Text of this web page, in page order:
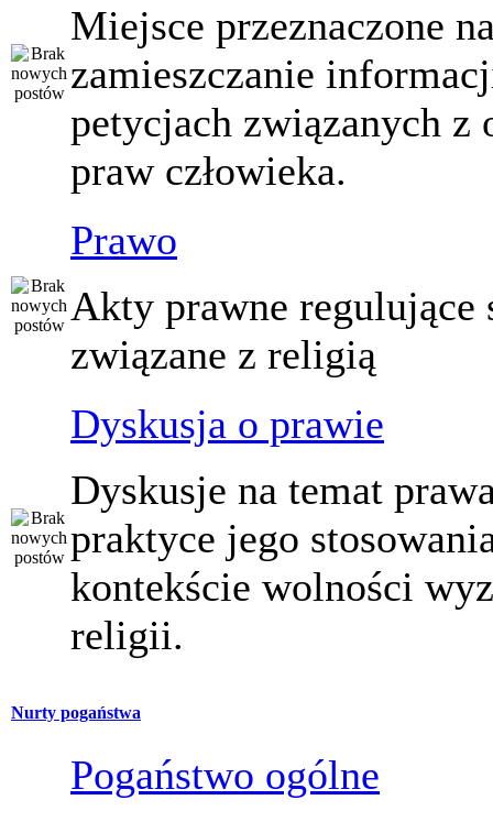
Miejsce przeznaczone
zamieszczanie
petycjach związanych z
praw człowieka.
Prawo
Akty prawne regulujące
związane z religią
Dyskusja o prawie
Dyskusje na temat
praktyce jego
kontekście wolności
religii.
Nurty pogaństwa
Pogaństwo ogólne